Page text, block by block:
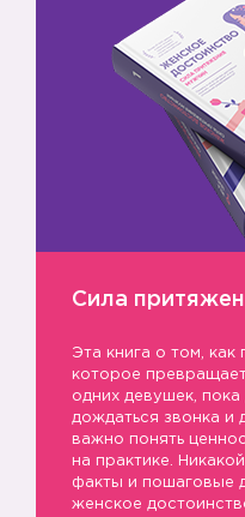
Сила
Эта книга о том, как
которое
одних девушек, пока
дождаться звонка и
важно понять
на практике.
факты и пошаговые
женское